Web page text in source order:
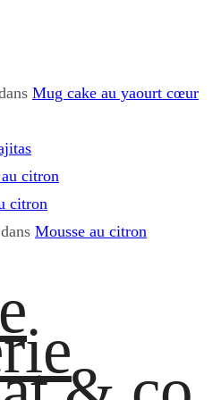
Mug cake au yaourt cœur
citron
citron
dans Mousse au citron